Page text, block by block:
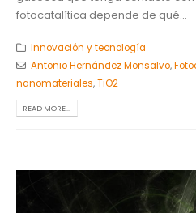
fotocatalítica depende de qué...
Innovación y tecnología
Antonio Hernández Monsalvo,
nanomateriales,TiO2
READ MORE...